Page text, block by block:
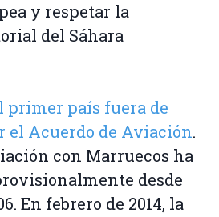
y respetar la
del Sáhara
primer país fuera de
el Acuerdo de Aviación.
con Marruecos ha
desde
En febrero de 2014, la